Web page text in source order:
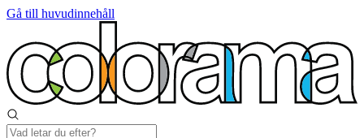
Gå till huvudinnehåll